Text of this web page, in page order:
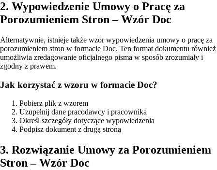
2. Wypowiedzenie Umowy o Pracę za
Porozumieniem Stron – Wzór Doc
Alternatywnie, istnieje także wzór wypowiedzenia umowy o pracę za
porozumieniem stron w formacie Doc. Ten format dokumentu również
umożliwia zredagowanie oficjalnego pisma w sposób zrozumiały i
zgodny z prawem.
Jak korzystać z wzoru w formacie Doc?
Pobierz plik z wzorem
Uzupełnij dane pracodawcy i pracownika
Określ szczegóły dotyczące wypowiedzenia
Podpisz dokument z drugą stroną
3. Rozwiązanie Umowy za Porozumieniem
Stron – Wzór Doc